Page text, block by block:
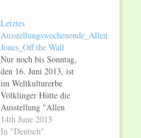
Letztes
Ausstellungswochenende_Allen
Jones_Off the Wall
Nur noch bis Sonntag,
den 16. Juni 2013, ist
im Weltkulturerbe
Völklinger Hütte die
Ausstellung "Allen
Jones – Off the Wall"
zu sehen. Zum
14th June 2013
In "Deutsch"